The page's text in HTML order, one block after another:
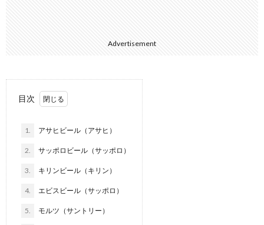
Advertisement
目次
1. アサヒビール（アサヒ）
2. サッポロビール（サッポロ）
3. キリンビール（キリン）
4. エビスビール（サッポロ）
5. モルツ（サントリー）